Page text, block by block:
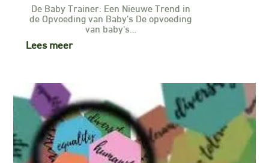
De Baby Trainer: Een Nieuwe Trend in
de Opvoeding van Baby's De opvoeding
van baby's…
Lees meer